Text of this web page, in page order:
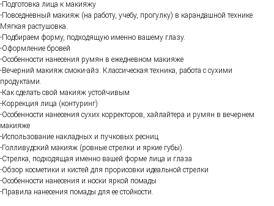
-Подготовка лица к макияжу
-Повседневный макияж (на работу, учебу, прогулку) в карандашной технике.
Мягкая растушовка.
-Подбираем форму, подходящую именно вашему глазу.
-Оформление бровей
-Особенности нанесения румян в ежедневном макияже
-Вечерний макияж смоки-айз. Классическая техника, работа с сухими
продуктами.
-Как сделать свой макияж устойчивым
-Коррекция лица (контуринг)
-Особенности нанесения сухих корректоров, хайлайтера и румян в вечернем
макияже
-Использование накладных и пучковых ресниц
-Голливудский макияж (ровные стрелки и яркие губы).
-Стрелка, подходящая именно вашей форме лица и глаза
-Обзор косметики и кистей для прорисовки идеальной стрелки
-Особенности нанесения и носки яркой помады
-Правила нанесения помады для ее стойкости.